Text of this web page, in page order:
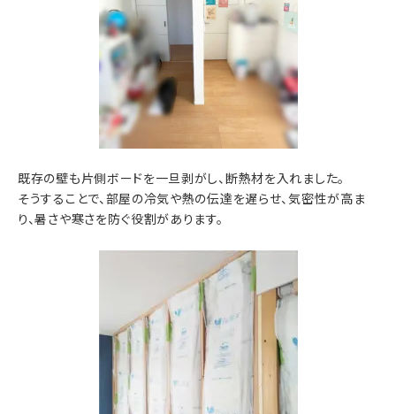
既存の壁も片側ボードを一旦剥がし、断熱材を入れました。
そうすることで、部屋の冷気や熱の伝達を遅らせ、気密性が高ま
り、暑さや寒さを防ぐ役割があります。